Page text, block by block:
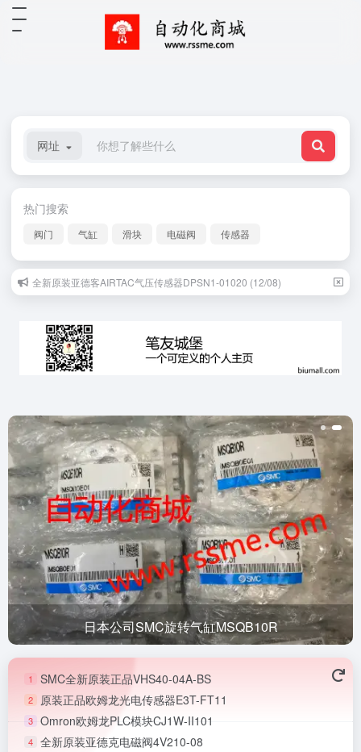
网址
热门搜索
阀门 气缸 滑块 电磁阀 传感器
全新原装亚德客AIRTAC气压传感器DPSN1-01020 (12/08)
日本公司SMC旋转气缸MSQB10R
1 SMC全新原装正品VHS40-04A-BS
2 原装正品欧姆龙光电传感器E3T-FT11
3 Omron欧姆龙PLC模块CJ1W-II101
4 全新原装亚德克电磁阀4V210-08